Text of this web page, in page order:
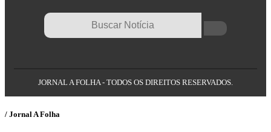
JORNAL A FOLHA - TODOS OS DIREITOS RESERVADOS.
/ Jornal A Folha